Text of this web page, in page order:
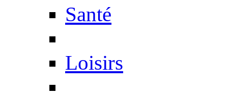
Santé
Loisirs